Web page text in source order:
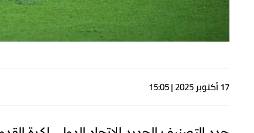
17 أكتوبر 2025 | 15:05